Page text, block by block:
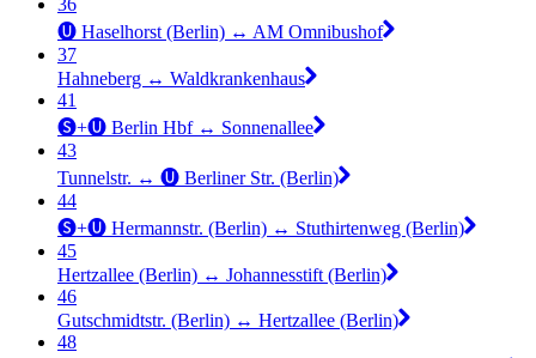
36
🅤 Haselhorst (Berlin) ↔︎ AM Omnibushof
37
Hahneberg ↔︎ Waldkrankenhaus
41
🅢+🅤 Berlin Hbf ↔︎ Sonnenallee
43
Tunnelstr. ↔︎ 🅤 Berliner Str. (Berlin)
44
🅢+🅤 Hermannstr. (Berlin) ↔︎ Stuthirtenweg (Berlin)
45
Hertzallee (Berlin) ↔︎ Johannesstift (Berlin)
46
Gutschmidtstr. (Berlin) ↔︎ Hertzallee (Berlin)
48